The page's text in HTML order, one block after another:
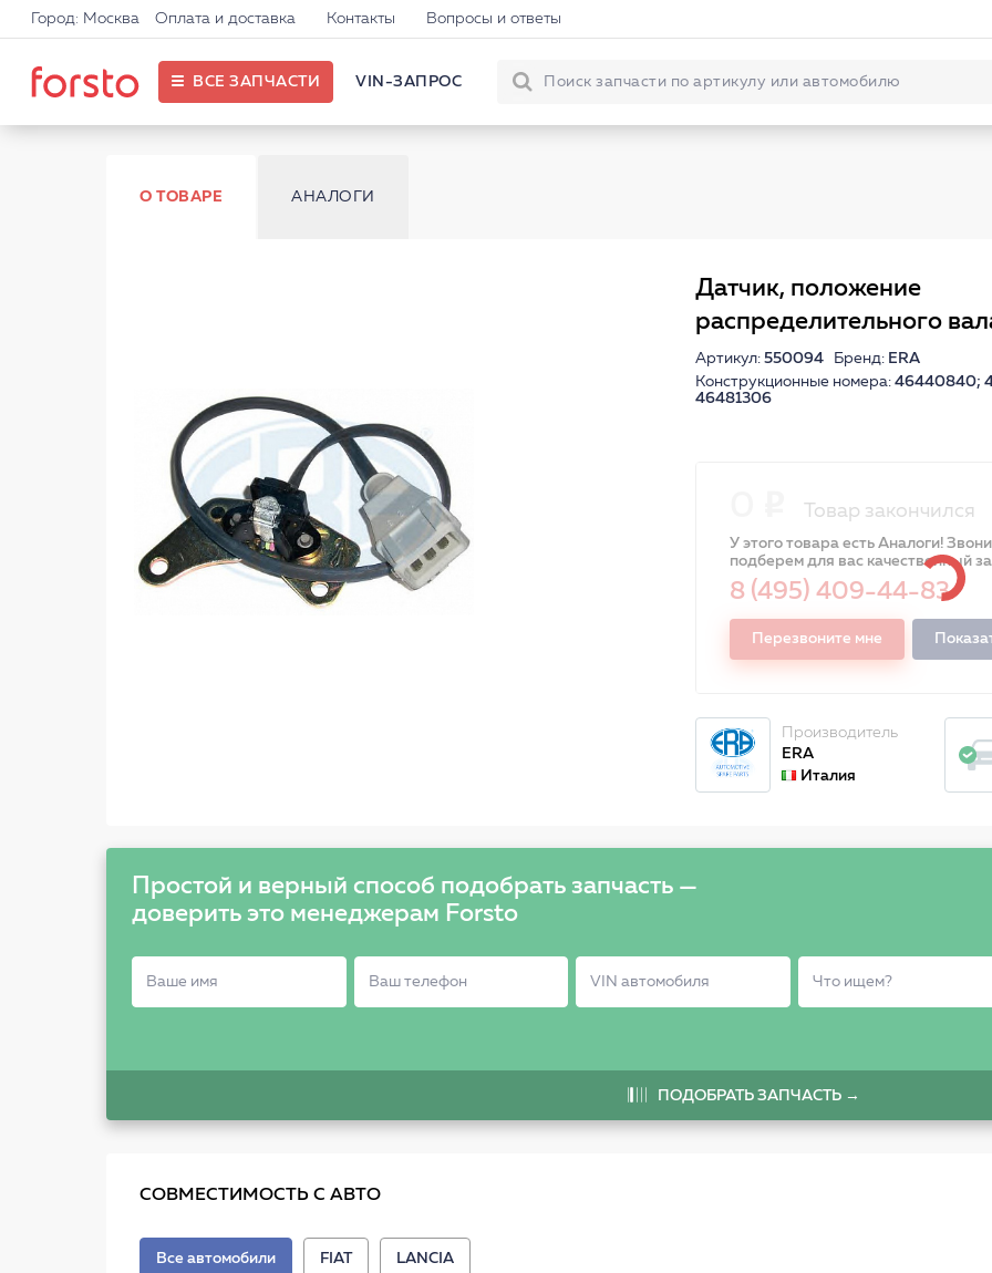
Город: Москва Оплата и доставка Контакты Вопросы и ответы
ВСЕ ЗАПЧАСТИ VIN-ЗАПРОС
О ТОВАРЕ АНАЛОГИ
Датчик, положение
распределительного
Артикул: 550094 Бренд: ERA
Конструкционные номера: 46440840;
46481306
Товар закончился
У этого товара есть Аналоги!
подберем для вас качественный
8 (495) 409-44-83
Перезвоните мне
Производитель
ERA
Италия
Простой и верный способ подобрать запчасть —
доверить это менеджерам Forsto
ПОДОБРАТЬ ЗАПЧАСТЬ →
СОВМЕСТИМОСТЬ С АВТО
Все автомобили FIAT LANCIA